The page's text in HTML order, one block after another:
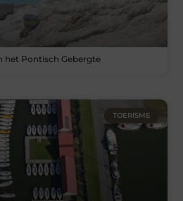
het Pontisch Gebergte
TOERISME